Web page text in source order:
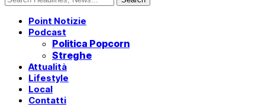
Point Notizie
Podcast
Politica Popcorn
Streghe
Attualità
Lifestyle
Local
Contatti